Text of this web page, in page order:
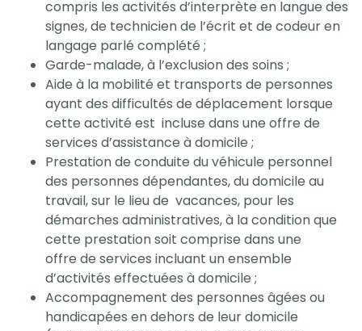
compris les activités d’interprète en langue des
signes, de technicien de l’écrit et de codeur en
langage parlé complété ;
Garde-malade, à l’exclusion des soins ;
Aide à la mobilité et transports de personnes
ayant des difficultés de déplacement lorsque
cette activité est incluse dans une offre de
services d’assistance à domicile ;
Prestation de conduite du véhicule personnel
des personnes dépendantes, du domicile au
travail, sur le lieu de vacances, pour les
démarches administratives, à la condition que
cette prestation soit comprise dans une
offre de services incluant un ensemble
d’activités effectuées à domicile ;
Accompagnement des personnes âgées ou
handicapées en dehors de leur domicile